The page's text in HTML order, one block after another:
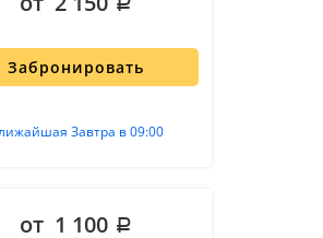
Забронировать
Завтра в 09:00
от 1 100